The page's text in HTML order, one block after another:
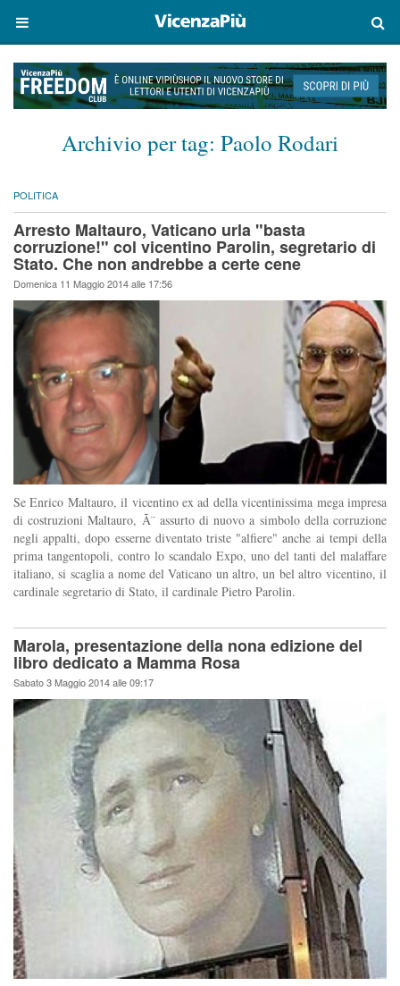
Archivio per tag: Paolo Rodari
POLITICA
Arresto Maltauro, Vaticano urla "basta
corruzione!" col vicentino Parolin, segretario di
Stato. Che non andrebbe a certe cene
Domenica 11 Maggio 2014 alle 17:56
Se Enrico Maltauro, il vicentino ex ad della vicentinissima mega impresa
di costruzioni Maltauro, Ã¨ assurto di nuovo a simbolo della corruzione
negli appalti, dopo esserne diventato triste "alfiere" anche ai tempi della
prima tangentopoli, contro lo scandalo Expo, uno del tanti del malaffare
italiano, si scaglia a nome del Vaticano un altro, un bel altro vicentino, il
cardinale segretario di Stato, il cardinale Pietro Parolin.
Marola, presentazione della nona edizione del
libro dedicato a Mamma Rosa
Sabato 3 Maggio 2014 alle 09:17